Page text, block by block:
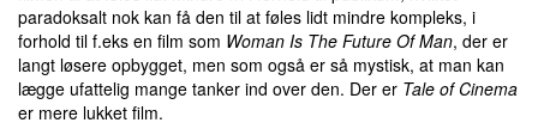
paradoksalt nok kan få den til at føles lidt mindre kompleks, i
forhold til f.eks en film som Woman Is The Future Of Man, der er
langt løsere opbygget, men som også er så mystisk, at man kan
lægge ufattelig mange tanker ind over den. Der er Tale of Cinema
er mere lukket film.